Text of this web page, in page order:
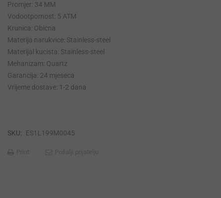
Promjer: 34 MM
Vodootpornost: 5 ATM
Krunica: Obicna
Materija narukvice: Stainless-steel
Materijal kucista: Stainless-steel
Mehanizam: Quartz
Garancija: 24 mjeseca
Vrijeme dostave: 1-2 dana
SKU: ES1L199M0045